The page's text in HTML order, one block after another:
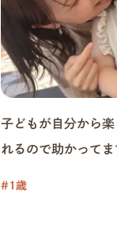
子どもが自分から
れるので助かってま
#1歳